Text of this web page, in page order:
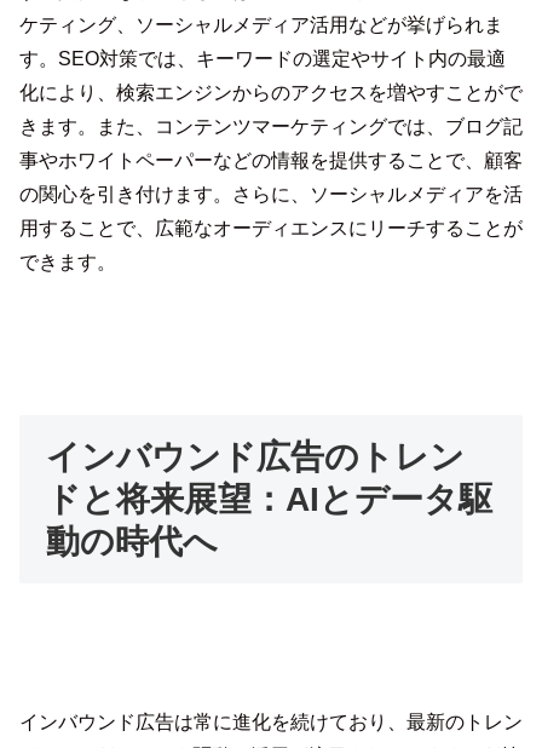
ケティング、ソーシャルメディア活用などが挙げられま
す。SEO対策では、キーワードの選定やサイト内の最適
化により、検索エンジンからのアクセスを増やすことがで
きます。また、コンテンツマーケティングでは、ブログ記
事やホワイトペーパーなどの情報を提供することで、顧客
の関心を引き付けます。さらに、ソーシャルメディアを活
用することで、広範なオーディエンスにリーチすることが
できます。
インバウンド広告のトレン
ドと将来展望：AIとデータ駆
動の時代へ
インバウンド広告は常に進化を続けており、最新のトレン